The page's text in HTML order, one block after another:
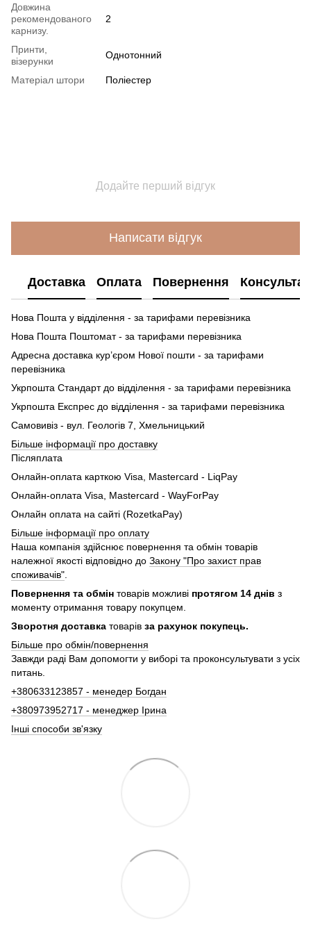
Довжина
рекомендованого
карнизу.
2
Принти,
візерунки
Однотонний
Матеріал штори Поліестер
Додайте перший відгук
Написати відгук
Доставка Оплата Повернення
Нова Пошта у відділення - за тарифами перевізника
Нова Пошта Поштомат - за тарифами перевізника
Адресна доставка кур’єром Нової пошти - за тарифами
перевізника
Укрпошта Стандарт до відділення - за тарифами перевізника
Укрпошта Експрес до відділення - за тарифами перевізника
Самовивіз - вул. Геологів 7, Хмельницький
Більше інформації про доставку
Післяплата
Онлайн-оплата карткою Visa, Mastercard - LiqPay
Онлайн-оплата Visa, Mastercard - WayForPay
Онлайн оплата на сайті (RozetkaPay)
Більше інформації про оплату
Наша компанія здійснює повернення та обмін товарів
належної якості відповідно до Закону "Про захист прав
споживачів"
Повернення та обмін товарів можливі протягом 14 днів з
моменту отримання товару покупцем.
Зворотня доставка товарів за рахунок покупець.
Більше про обмін/повернення
Завжди раді Вам допомогти у виборі та проконсультувати з усіх
питань.
+380633123857 - менедер Богдан
+380973952717 - менеджер Ірина
Інші способи зв'язку